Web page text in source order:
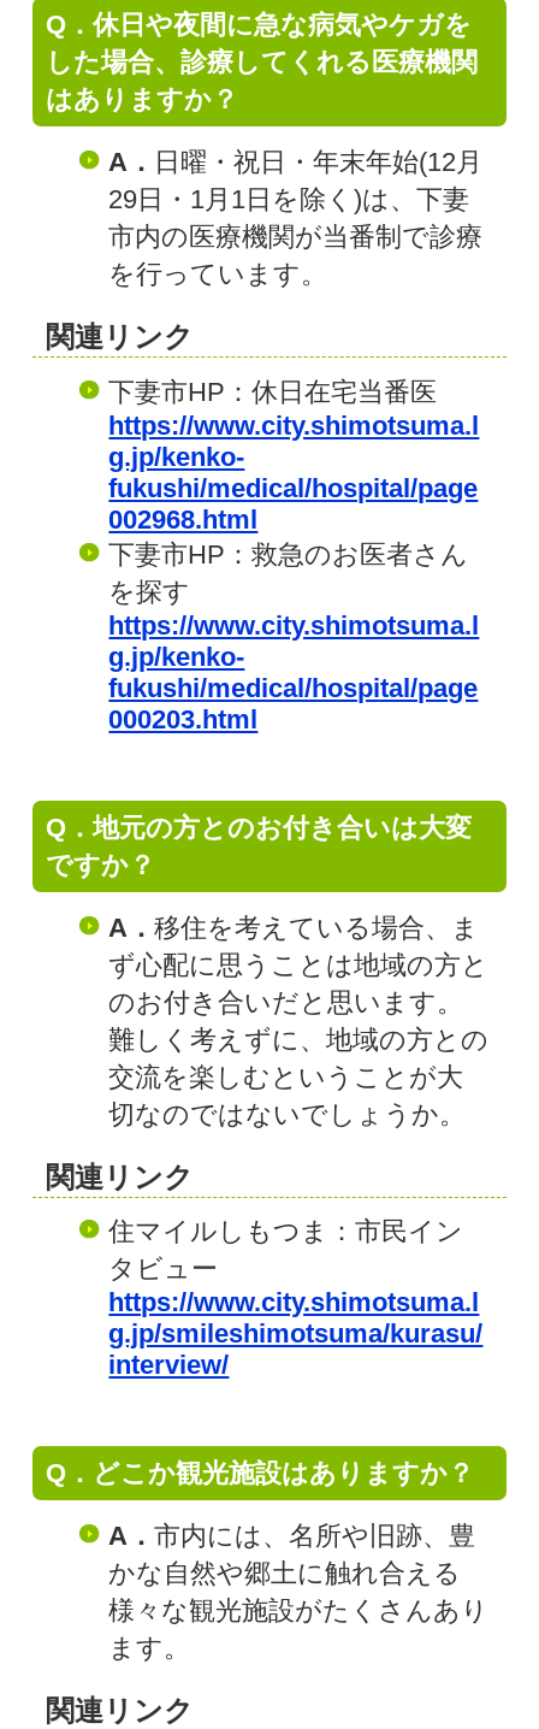
Q．休日や夜間に急な病気やケガを
した場合、診療してくれる医療機関
はありますか？
A． 日曜・祝日・年末年始(12月
29日・1月1日を除く)は、下妻
市内の医療機関が当番制で診療
を行っています。
関連リンク
下妻市HP：休日在宅当番医
https://www.city.shimotsuma.l
g.jp/kenko-
fukushi/medical/hospital/page
002968.html
下妻市HP：救急のお医者さん
を探す
https://www.city.shimotsuma.l
g.jp/kenko-
fukushi/medical/hospital/page
000203.html
Q．地元の方とのお付き合いは大変
ですか？
A．移住を考えている場合、ま
ず心配に思うことは地域の方と
のお付き合いだと思います。
難しく考えずに、地域の方との
交流を楽しむということが大
切なのではないでしょうか。
関連リンク
住マイルしもつま：市民イン
タビュー
https://www.city.shimotsuma.l
g.jp/smileshimotsuma/kurasu/
interview/
Q．どこか観光施設はありますか？
A．市内には、名所や旧跡、豊
かな自然や郷土に触れ合える
様々な観光施設がたくさんあり
ます。
関連リンク